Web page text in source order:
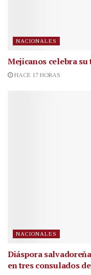
NACIONALES
Mejicanos celebra
HACE 17 HORAS
NACIONALES
Diáspora
en tres consulados